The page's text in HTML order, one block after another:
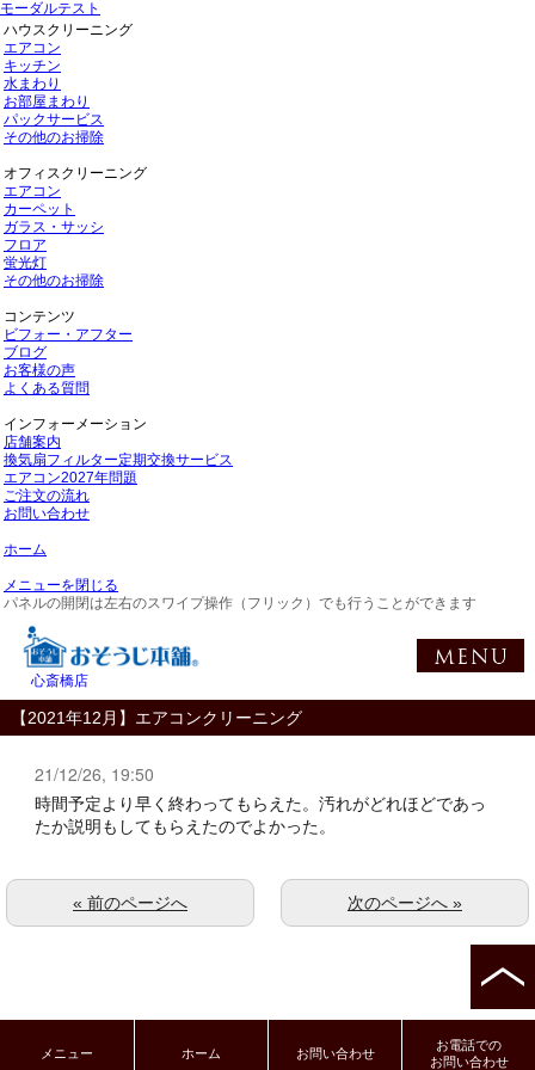
モーダルテスト
ハウスクリーニング
エアコン
キッチン
水まわり
お部屋まわり
パックサービス
その他のお掃除
オフィスクリーニング
エアコン
カーペット
ガラス・サッシ
フロア
蛍光灯
その他のお掃除
コンテンツ
ビフォー・アフター
ブログ
お客様の声
よくある質問
インフォーメーション
店舗案内
換気扇フィルター定期交換サービス
エアコン2027年問題
ご注文の流れ
お問い合わせ
ホーム
メニューを閉じる
パネルの開閉は左右のスワイプ操作（フリック）でも行うことができます
心斎橋店
【2021年12月】エアコンクリーニング
21/12/26, 19:50
時間予定より早く終わってもらえた。汚れがどれほどであっ
たか説明もしてもらえたのでよかった。
次のページへ »
« 前のページへ
メニュー ホーム お問い合わせ
お電話での
お問い合わせ